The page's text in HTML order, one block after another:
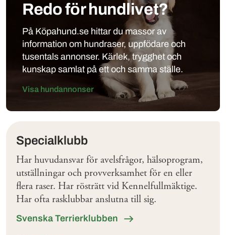
Redo för hundlivet?
På Köpahund.se hittar du massor av
information om hundraser, uppfödare och
tusentals annonser. Kärlek, trygghet och
kunskap samlat på ett och samma ställe.
Visa hundannonser
Specialklubb
Har huvudansvar för avelsfrågor, hälsoprogram,
utställningar och provverksamhet för en eller
flera raser. Har rösträtt vid Kennelfullmäktige.
Har ofta rasklubbar anslutna till sig.
Svenska Terrierklubben